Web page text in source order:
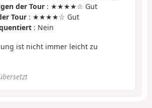
der Tour : ★★★★☆ Gut
Tour : ★★★★☆ Gut
: Nein
ist nicht immer leicht zu